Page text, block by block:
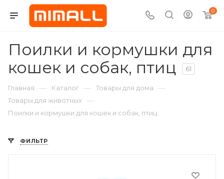
0
Поилки и кормушки для
кошек и собак, птиц
61
Главная — Каталог — Товары для дома —
Товары для животных —
Поилки и кормушки для кошек и собак, птиц
ФИЛЬТР